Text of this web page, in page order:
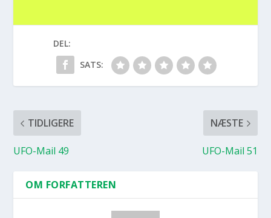
DEL:
SATS:
TIDLIGERE
UFO-Mail 49
NÆSTE
UFO-Mail 51
OM FORFATTEREN